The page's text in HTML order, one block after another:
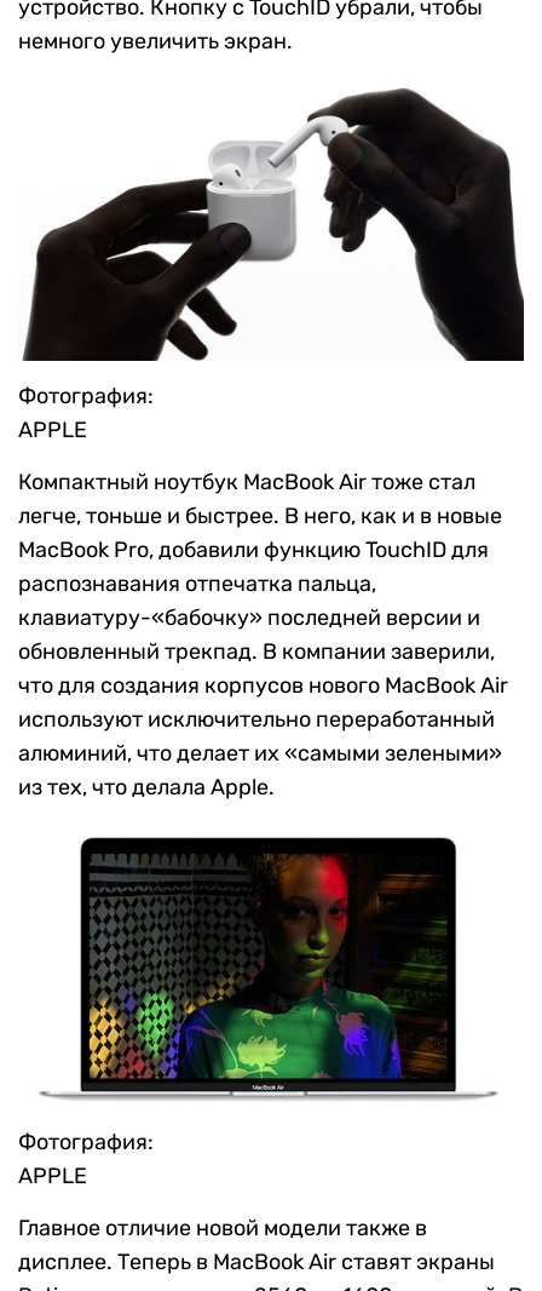
устройство. Кнопку с TouchID убрали, чтобы
немного увеличить экран.
Фотография:
APPLE
Компактный ноутбук MacBook Air тоже стал
легче, тоньше и быстрее. В него, как и в новые
MacBook Pro, добавили функцию TouchID для
распознавания отпечатка пальца,
клавиатуру-«бабочку» последней версии и
обновленный трекпад. В компании заверили,
что для создания корпусов нового MacBook Air
используют исключительно переработанный
алюминий, что делает их «самыми зелеными»
из тех, что делала Apple.
Фотография:
APPLE
Главное отличие новой модели также в
дисплее. Теперь в MacBook Air ставят экраны